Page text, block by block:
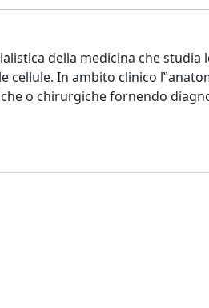
della medicina che
cellule. In ambito clinico
o chirurgiche fornendo